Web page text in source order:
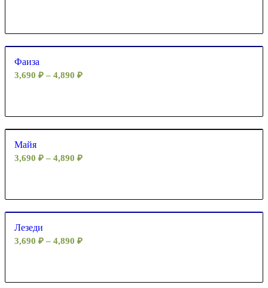
Фаиза
3,690 ₽ – 4,890 ₽
Майя
3,690 ₽ – 4,890 ₽
Лезеди
3,690 ₽ – 4,890 ₽